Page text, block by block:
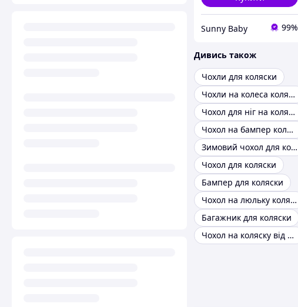
Sunny Baby 99%
Дивись також
Чохли для коляски
Чохли на колеса коляски анекс
Чохол для ніг на коляску
Чохол на бампер коляски
Зимовий чохол для коляски
Чохол для коляски
Бампер для коляски
Чохол на люльку коляски
Багажник для коляски
Чохол на коляску від вітру